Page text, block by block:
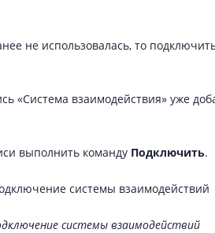
не использовалась, то
«Система взаимодействия» уже
выполнить команду Подключить.
системы взаимодействий